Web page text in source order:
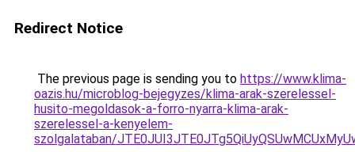
Redirect Notice
The previous page is sending you to https://www.klima-
oazis.hu/microblog-bejegyzes/klima-arak-szerelessel-
husito-megoldasok-a-forro-nyarra-klima-arak-
szerelessel-a-kenyelem-
szolgalataban/